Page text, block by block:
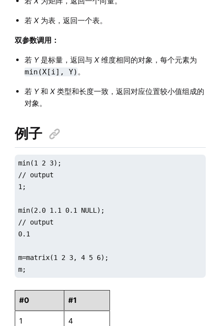
若 X为表，返回一个表。
双参数调用：
若 Y是标量，返回与 X维度相同的对象，每个元素为
min(X[i], Y) 。
若 Y和 X类型和长度一致，返回对应位置较小值组成的
对象。
例子
min(1 2 3);
// output
1;
min(2.0 1.1 0.1 NULL);
// output
0.1
m=matrix(1 2 3, 4 5 6);
m;
#0 #1
1 4